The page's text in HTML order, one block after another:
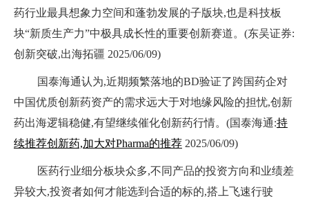
药行业最具想象力空间和蓬勃发展的子版块,也是科技板
块“新质生产力”中极具成长性的重要创新赛道。(东吴证券:
创新突破,出海拓疆 2025/06/09)
国泰海通认为,近期频繁落地的BD验证了跨国药企对
中国优质创新药资产的需求远大于对地缘风险的担忧,创新
药出海逻辑稳健,有望继续催化创新药行情。(国泰海通:持
续推荐创新药,加大对Pharma的推荐 2025/06/09)
医药行业细分板块众多,不同产品的投资方向和业绩差
异较大,投资者如何才能选到合适的标的,搭上飞速行驶